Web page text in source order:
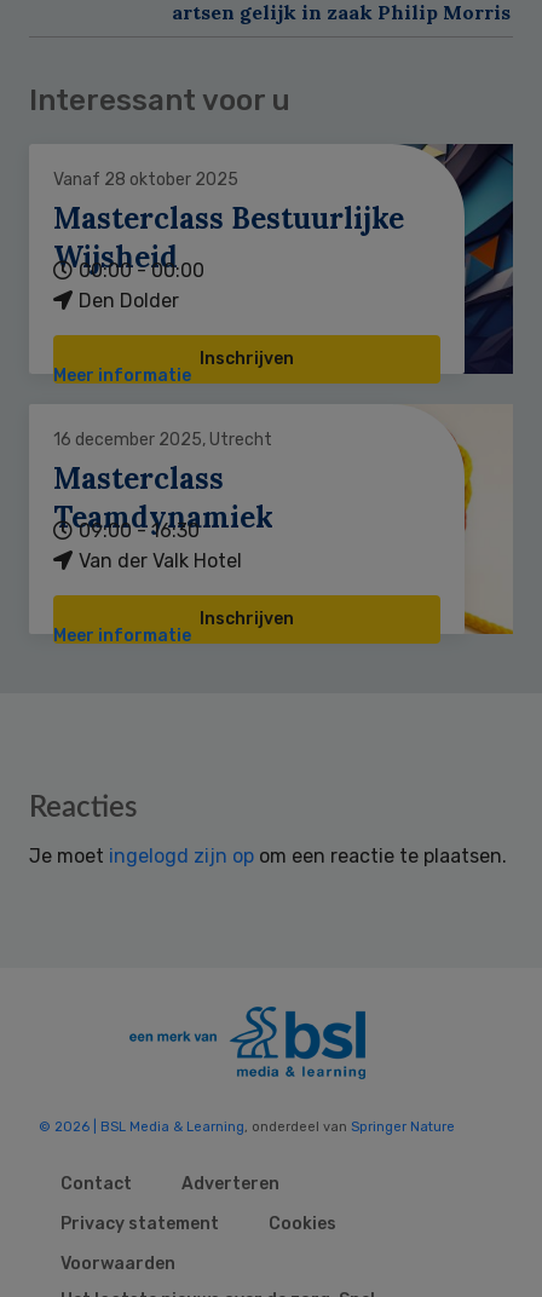
artsen gelijk in zaak Philip Morris
Interessant voor u
Vanaf 28 oktober 2025
Masterclass Bestuurlijke
Wijsheid
00:00 - 00:00
Den Dolder
Inschrijven
Meer informatie
16 december 2025, Utrecht
Masterclass
Teamdynamiek
09:00 - 16:30
Van der Valk Hotel
Inschrijven
Meer informatie
Reader
Reacties
Je moet ingelogd zijn op om een reactie te plaatsen.
© 2026 | BSL Media & Learning , onderdeel van Springer Nature
Contact
Adverteren
Privacy statement
Cookies
Voorwaarden